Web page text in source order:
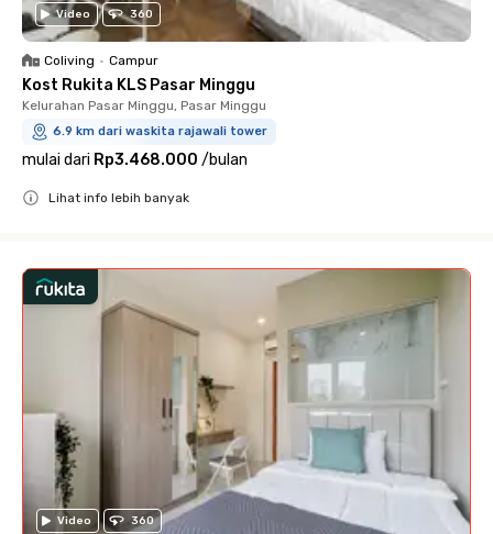
Video 360
Coliving • Campur
Kost Rukita KLS Pasar Minggu
Kelurahan Pasar Minggu, Pasar Minggu
6.9 km dari waskita rajawali tower
mulai dari Rp3.468.000 /bulan
Lihat info lebih banyak
Video 360